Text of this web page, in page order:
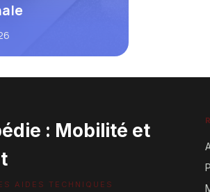
: Mobilité et
AIDES TECHNIQUES